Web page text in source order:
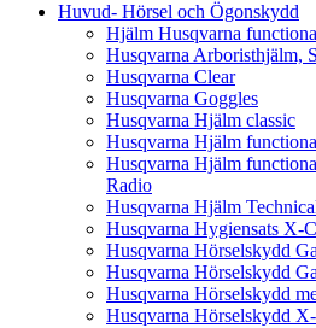
Huvud- Hörsel och Ögonskydd
Hjälm Husqvarna
Husqvarna Arboristhjälm,
Husqvarna Clear
Husqvarna Goggles
Husqvarna Hjälm classic
Husqvarna Hjälm
Husqvarna Hjälm
Radio
Husqvarna Hjälm
Husqvarna Hygiensats X-
Husqvarna Hörselskydd
Husqvarna Hörselskydd
Husqvarna Hörselskydd
Husqvarna Hörselskydd